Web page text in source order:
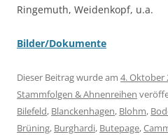
Ringemuth, Weidenkopf, u.a.
Bilder/Dokumente
Dieser Beitrag wurde am 4. Oktober
Stammfolgen & Ahnenreihen
Bilefeld, Blanckenhagen, Blohm,
Brüning, Burghardi, Butepage,